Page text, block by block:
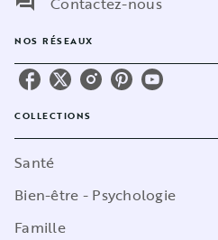
NOS RÉSEAUX
COLLECTIONS
Santé
Bien-être - Psychologie
Famille